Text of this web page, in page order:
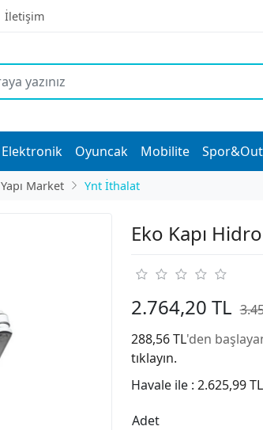
İletişim
Elektronik Oyuncak Mobilite
Yapı Market Ynt İthalat
Eko Kapı
2.764,20 TL
288,56 TL'den
tıklayın.
Havale ile : 2.625,99 TL
Adet